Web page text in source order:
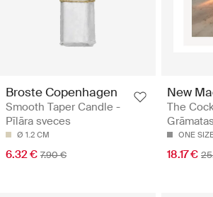
Broste Copenhagen
Smooth Taper Candle -
Pīlāra sveces
Ø 1.2 CM
6.32 € 7.90 €
New
The
Grāmatas
ONE
18.17 €